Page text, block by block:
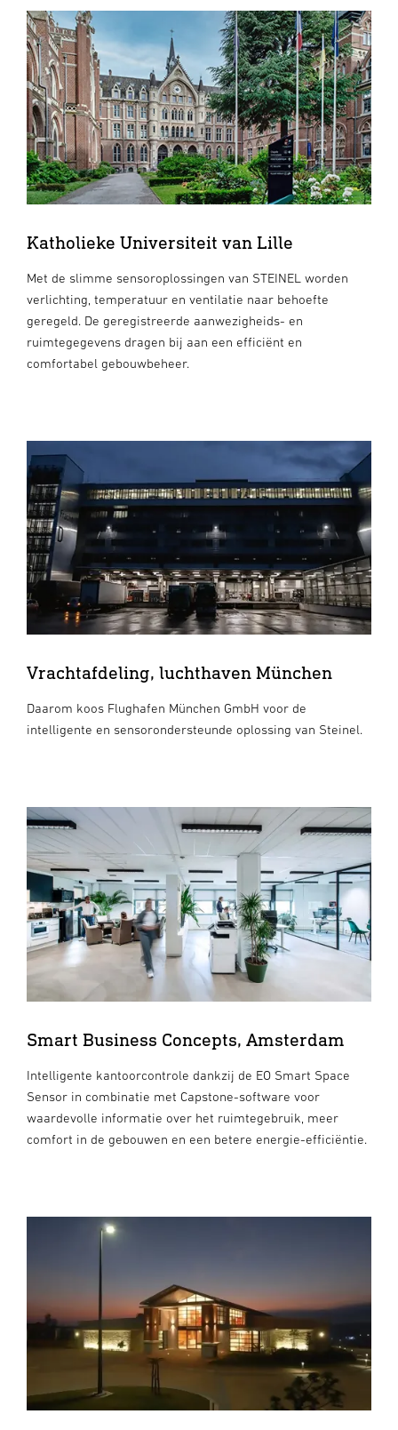
Katholieke Universiteit van Lille
Met de slimme sensoroplossingen van STEINEL worden
verlichting, temperatuur en ventilatie naar behoefte
geregeld. De geregistreerde aanwezigheids- en
ruimtegegevens dragen bij aan een efficiënt en
comfortabel gebouwbeheer.
Vrachtafdeling, luchthaven München
Daarom koos Flughafen München GmbH voor de
intelligente en sensorondersteunde oplossing van Steinel.
Smart Business Concepts, Amsterdam
Intelligente kantoorcontrole dankzij de EO Smart Space
Sensor in combinatie met Capstone-software voor
waardevolle informatie over het ruimtegebruik, meer
comfort in de gebouwen en een betere energie-efficiëntie.